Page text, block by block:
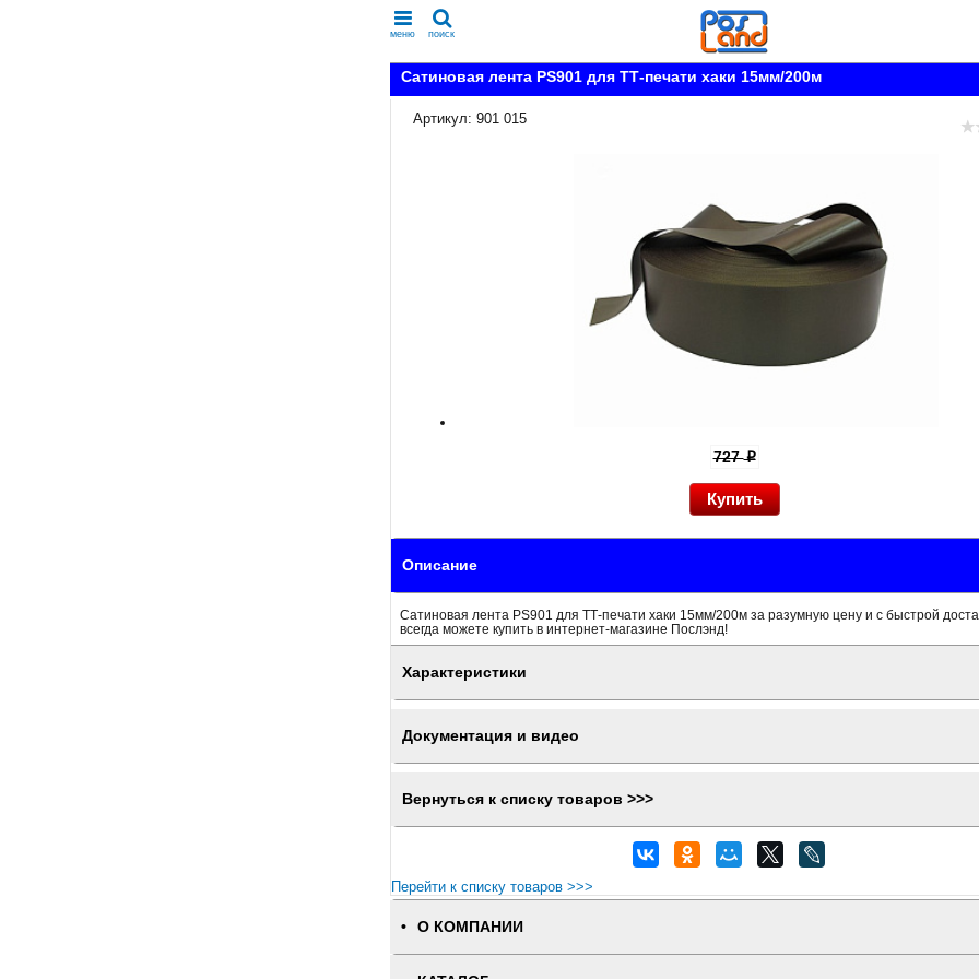
меню поиск
Сатиновая лента PS901 для ТТ-печати хаки 15мм/200м
Артикул: 901 015
727p
Описание
Сатиновая лента PS901 для ТТ-печати хаки 15мм/200м за разумную цену и с быстрой
всегда можете купить в интернет-магазине Послэнд!
Характеристики
Документация и видео
Вернуться к списку товаров >>>
Перейти к списку товаров >>>
О КОМПАНИИ